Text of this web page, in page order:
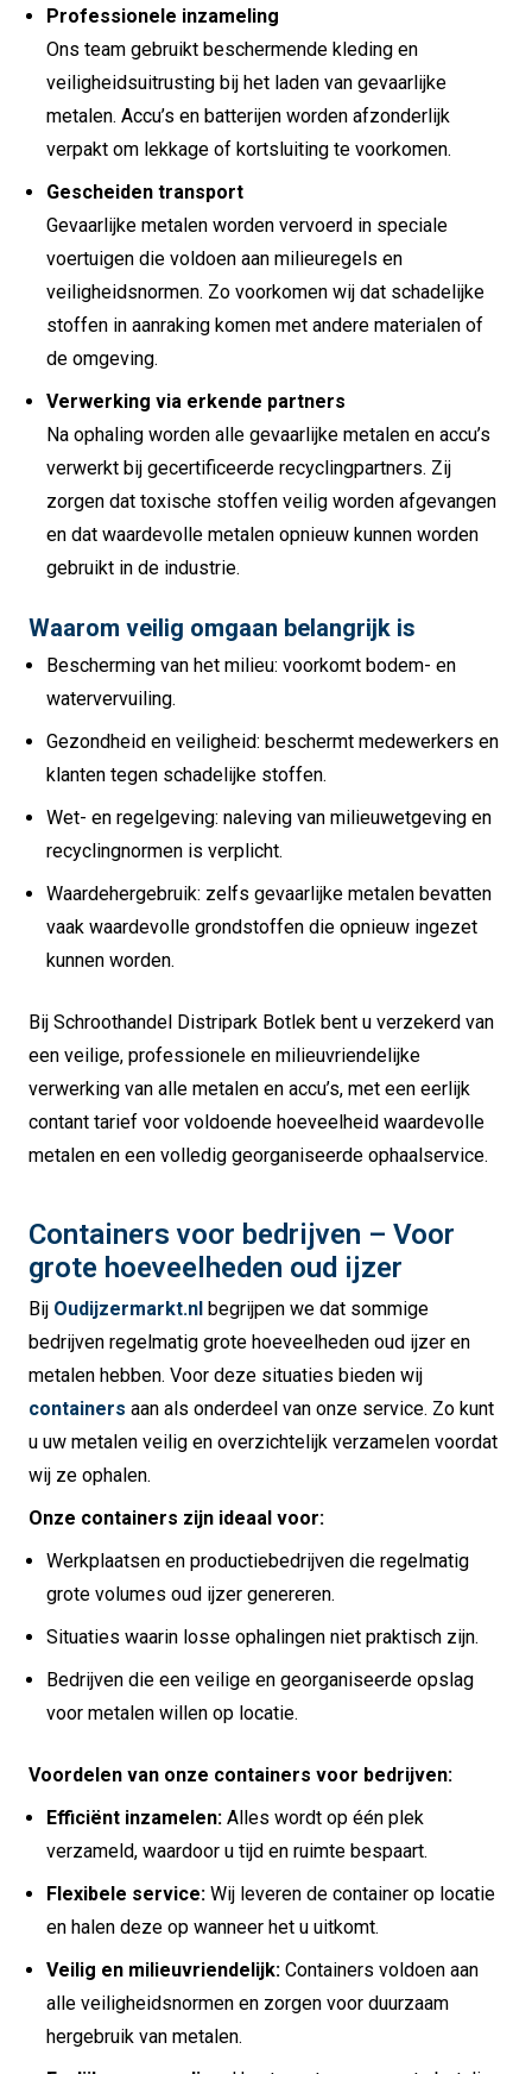
Professionele inzameling
Ons team gebruikt beschermende kleding en
veiligheidsuitrusting bij het laden van gevaarlijke
metalen. Accu’s en batterijen worden afzonderlijk
verpakt om lekkage of kortsluiting te voorkomen.
Gescheiden transport
Gevaarlijke metalen worden vervoerd in speciale
voertuigen die voldoen aan milieuregels en
veiligheidsnormen. Zo voorkomen wij dat schadelijke
stoffen in aanraking komen met andere materialen of
de omgeving.
Verwerking via erkende partners
Na ophaling worden alle gevaarlijke metalen en accu’s
verwerkt bij gecertificeerde recyclingpartners. Zij
zorgen dat toxische stoffen veilig worden afgevangen
en dat waardevolle metalen opnieuw kunnen worden
gebruikt in de industrie.
Waarom veilig omgaan belangrijk is
Bescherming van het milieu: voorkomt bodem- en
watervervuiling.
Gezondheid en veiligheid: beschermt medewerkers en
klanten tegen schadelijke stoffen.
Wet- en regelgeving: naleving van milieuwetgeving en
recyclingnormen is verplicht.
Waardehergebruik: zelfs gevaarlijke metalen bevatten
vaak waardevolle grondstoffen die opnieuw ingezet
kunnen worden.
Bij Schroothandel Distripark Botlek bent u verzekerd van
een veilige, professionele en milieuvriendelijke
verwerking van alle metalen en accu’s, met een eerlijk
contant tarief voor voldoende hoeveelheid waardevolle
metalen en een volledig georganiseerde ophaalservice.
Containers voor bedrijven – Voor
grote hoeveelheden oud ijzer
Bij Oudijzermarkt.nl begrijpen we dat sommige
bedrijven regelmatig grote hoeveelheden oud ijzer en
metalen hebben. Voor deze situaties bieden wij
containers aan als onderdeel van onze service. Zo kunt
u uw metalen veilig en overzichtelijk verzamelen voordat
wij ze ophalen.
Onze containers zijn ideaal voor:
Werkplaatsen en productiebedrijven die regelmatig
grote volumes oud ijzer genereren.
Situaties waarin losse ophalingen niet praktisch zijn.
Bedrijven die een veilige en georganiseerde opslag
voor metalen willen op locatie.
Voordelen van onze containers voor bedrijven:
Efficiënt inzamelen: Alles wordt op één plek
verzameld, waardoor u tijd en ruimte bespaart.
Flexibele service: Wij leveren de container op locatie
en halen deze op wanneer het u uitkomt.
Veilig en milieuvriendelijk: Containers voldoen aan
alle veiligheidsnormen en zorgen voor duurzaam
hergebruik van metalen.